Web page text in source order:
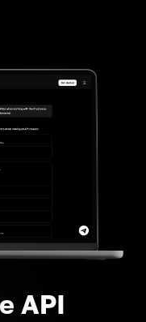
API